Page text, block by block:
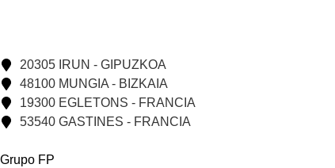
20305 IRUN - GIPUZKOA
48100 MUNGIA - BIZKAIA
19300 EGLETONS - FRANCIA
53540 GASTINES - FRANCIA
Grupo FP